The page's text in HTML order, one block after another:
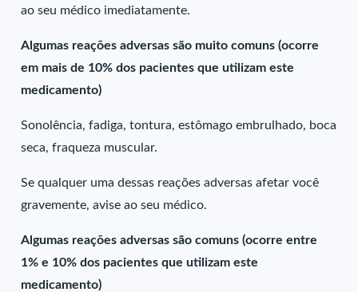
ao seu médico imediatamente.
Algumas reações adversas são muito comuns (ocorre
em mais de 10% dos pacientes que utilizam este
medicamento)
Sonolência, fadiga, tontura, estômago embrulhado, boca
seca, fraqueza muscular.
Se qualquer uma dessas reações adversas afetar você
gravemente, avise ao seu médico.
Algumas reações adversas são comuns (ocorre entre
1% e 10% dos pacientes que utilizam este
medicamento)